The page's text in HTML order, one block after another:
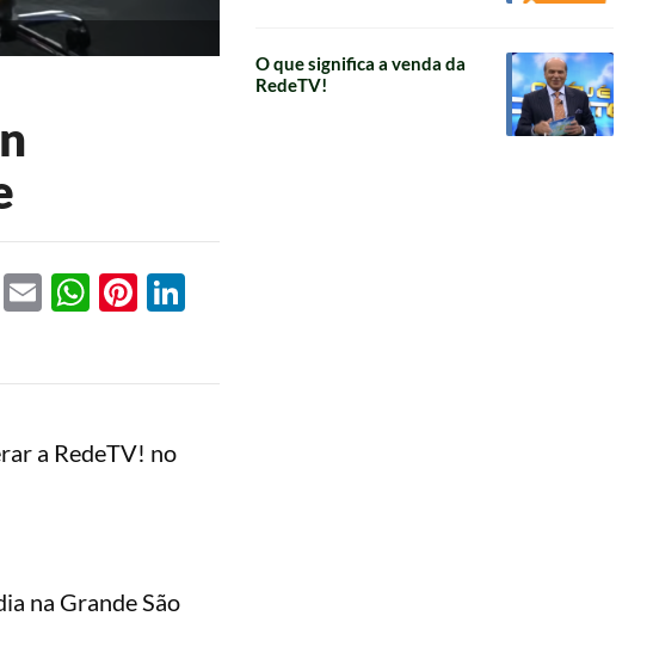
EmailWhatsApp
Pinterest
LinkedIn
a RedeTV! no
na Grande São
O que significa a venda da
RedeTV!